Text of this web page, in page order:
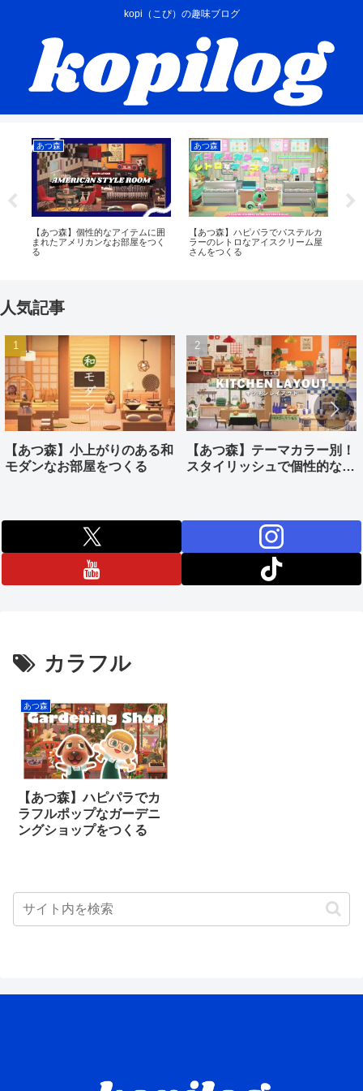
kopi（こぴ）の趣味ブログ
あつ森
【あつ森】個性的なアイテムに囲
まれたアメリカンなお部屋をつく
る
あつ森
【あつ森】ハピパラでパステルカ
ラーのレトロなアイスクリーム屋
さんをつくる
人気記事
【あつ森】小上がりのある和
モダンなお部屋をつくる
【あつ森】テーマカラー別！
スタイリッシュで個性的なキ
カラフル
あつ森
【あつ森】ハピパラでカ
ラフルポップなガーデニ
ングショップをつくる